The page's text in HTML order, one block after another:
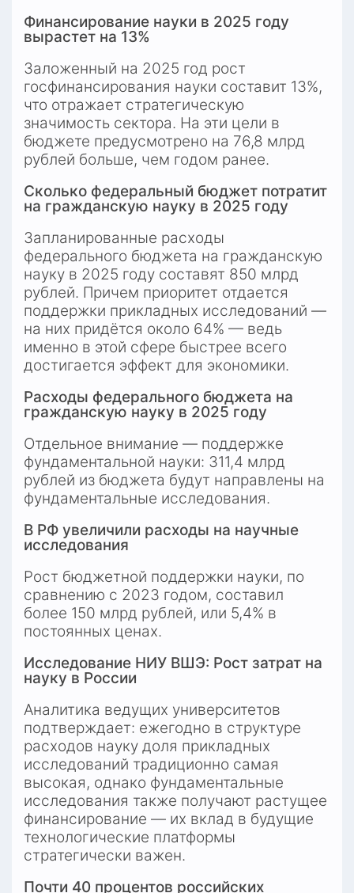
Финансирование науки в 2025 году
вырастет на 13%
Заложенный на 2025 год рост
госфинансирования науки составит 13%,
что отражает стратегическую
значимость сектора. На эти цели в
бюджете предусмотрено на 76,8 млрд
рублей больше, чем годом ранее.
Сколько федеральный бюджет потратит
на гражданскую науку в 2025 году
Запланированные расходы
федерального бюджета на гражданскую
науку в 2025 году составят 850 млрд
рублей. Причем приоритет отдается
поддержки прикладных исследований —
на них придётся около 64% — ведь
именно в этой сфере быстрее всего
достигается эффект для экономики.
Расходы федерального бюджета на
гражданскую науку в 2025 году
Отдельное внимание — поддержке
фундаментальной науки: 311,4 млрд
рублей из бюджета будут направлены на
фундаментальные исследования.
В РФ увеличили расходы на научные
исследования
Рост бюджетной поддержки науки, по
сравнению с 2023 годом, составил
более 150 млрд рублей, или 5,4% в
постоянных ценах.
Исследование НИУ ВШЭ: Рост затрат на
науку в России
Аналитика ведущих университетов
подтверждает: ежегодно в структуре
расходов науку доля прикладных
исследований традиционно самая
высокая, однако фундаментальные
исследования также получают растущее
финансирование — их вклад в будущие
технологические платформы
стратегически важен.
Почти 40 процентов российских